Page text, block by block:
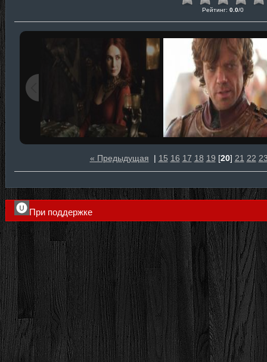
Рейтинг: 0.0/0
« Предыдущая | 15 16 17 18 19 [20] 21 22
При поддержке